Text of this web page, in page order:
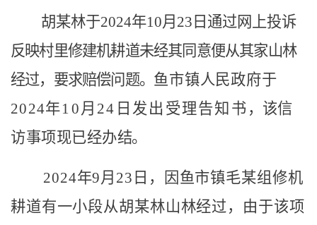
胡某林于2024年10月 23 日 通过网上投诉
反映村里修建机耕道未经其 同意便从其家山林
经过，要求赔偿问题。 鱼市镇人民政府于
2024年10 月 24 日发出受理告知书 ， 该信
访事项现已经办结。
2024年9月 23 日 ，因鱼市镇毛某组修机
耕道有一小段从胡某林山林经过，由于该项